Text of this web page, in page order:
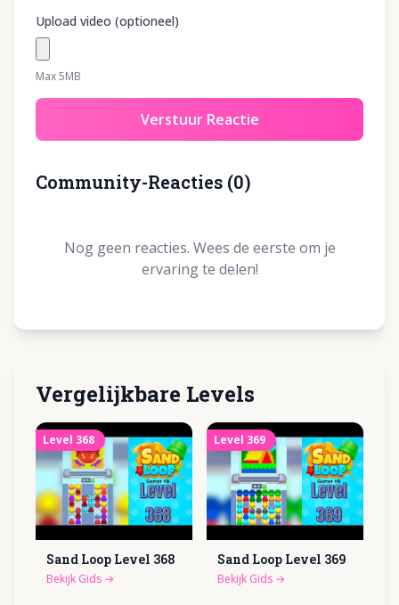
Upload video (optioneel)
Max 5MB
Verstuur Reactie
Community-Reacties (0)
Nog geen reacties. Wees de eerste om je
ervaring te delen!
Vergelijkbare Levels
Level 368
Sand Loop Level 368
Bekijk Gids →
Level 369
Sand Loop Level 369
Bekijk Gids →